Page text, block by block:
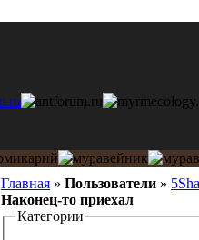
Главная » Пользователи » 5Sha
Наконец-то приехал
Категории